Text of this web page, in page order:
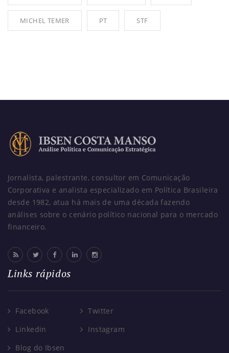
MICHEL TEMER PT STF
Jornalista, palestrante, consultor em Comunicação
Corporativa e analista especializado em Política Brasileira
desde 1982, atua há mais de uma década fazendo
análises sobre o cenário político nacional para o mercado
financeiro.
Links rápidos
Facebook
Linkedin
Blog do Ibsen
Twitter
Instagram